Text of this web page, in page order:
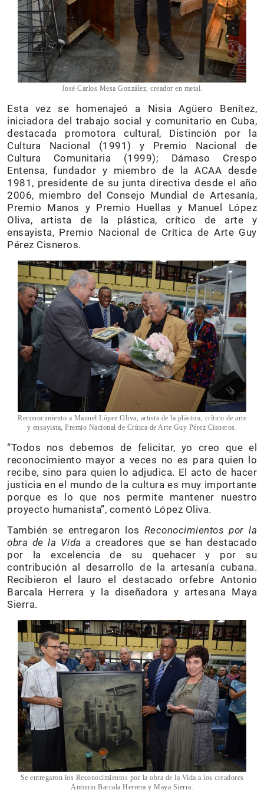
José Carlos Mesa González, creador en metal.
Esta vez se homenajeó a Nisia Agüero Benítez,
iniciadora del trabajo social y comunitario en Cuba,
destacada promotora cultural, Distinción por la
Cultura Nacional (1991) y Premio Nacional de
Cultura Comunitaria (1999); Dámaso Crespo
Entensa, fundador y miembro de la ACAA desde
1981, presidente de su junta directiva desde el año
2006, miembro del Consejo Mundial de Artesanía,
Premio Manos y Premio Huellas y Manuel López
Oliva, artista de la plástica, crítico de arte y
ensayista, Premio Nacional de Crítica de Arte Guy
Pérez Cisneros.
Reconocimiento a Manuel López Oliva, artista de la plástica, crítico de arte
y ensayista, Premio Nacional de Crítica de Arte Guy Pérez Cisneros.
“Todos nos debemos de felicitar, yo creo que el
reconocimiento mayor a veces no es para quien lo
recibe, sino para quien lo adjudica. El acto de hacer
justicia en el mundo de la cultura es muy importante
porque es lo que nos permite mantener nuestro
proyecto humanista”, comentó López Oliva.
También se entregaron los Reconocimientos por la
obra de la Vida a creadores que se han destacado
por la excelencia de su quehacer y por su
contribución al desarrollo de la artesanía cubana.
Recibieron el lauro el destacado orfebre Antonio
Barcala Herrera y la diseñadora y artesana Maya
Sierra.
Se entregaron los Reconocimientos por la obra de la Vida a los creadores
Antonio Barcala Herrera y Maya Sierra.